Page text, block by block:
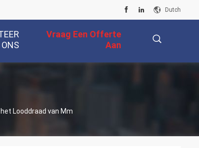
Dutch
ONS
Vraag Een Offerte
Aan
Looddraad van Mm